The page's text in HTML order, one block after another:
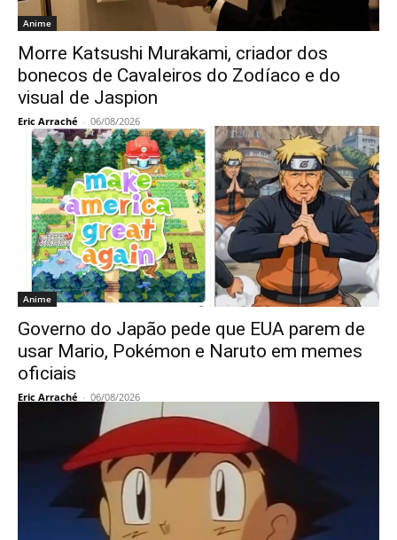
Anime
Morre Katsushi Murakami, criador dos
bonecos de Cavaleiros do Zodíaco e do
visual de Jaspion
Eric Arraché - 06/08/2026
Anime
Governo do Japão pede que EUA parem de
usar Mario, Pokémon e Naruto em memes
oficiais
Eric Arraché - 06/08/2026